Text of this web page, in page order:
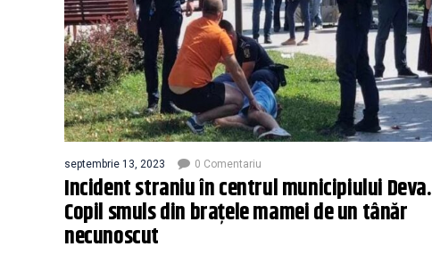
septembrie 13, 2023 0 Comentariu
Incident straniu în centrul municipiului Deva.
Copil smuls din brațele mamei de un tânăr
necunoscut